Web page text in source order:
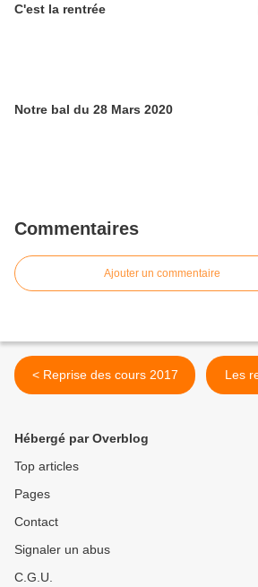
C'est la rentrée
Notre bal du 28 Mars 2020
Commentaires
Ajouter un commentaire
< Reprise des cours 2017
Hébergé par Overblog
Top articles
Pages
Contact
Signaler un abus
C.G.U.